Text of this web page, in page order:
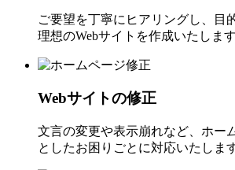
ご要望を丁寧にヒアリングし、目
理想のWebサイトを作成いたします
Webサイトの修正
文言の変更や表示崩れなど、ホー
としたお困りごとに対応いたします